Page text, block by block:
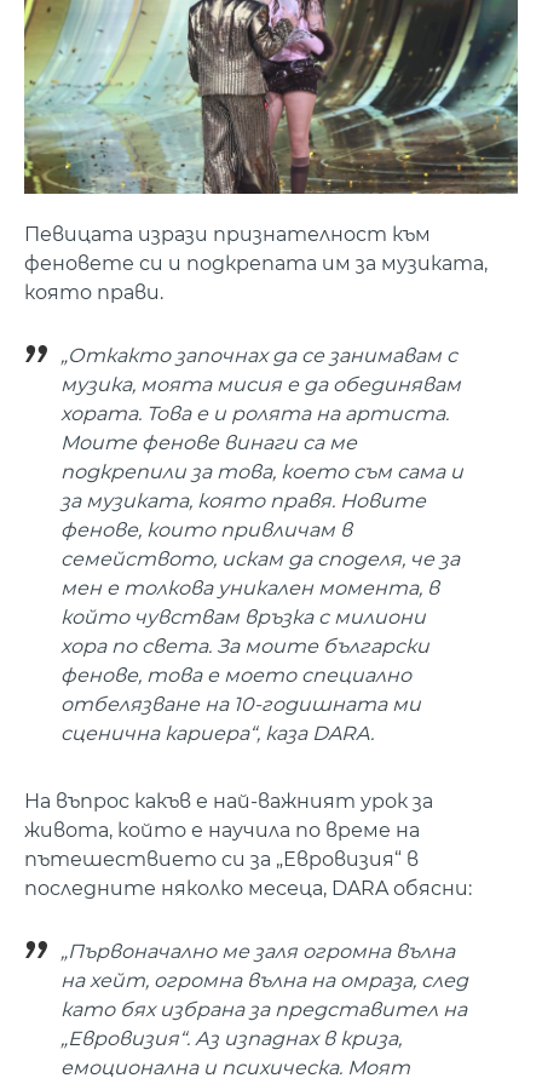
Певицата изрази признателност към
феновете си и подкрепата им за музиката,
която прави.
„Откакто започнах да се занимавам с
музика, моята мисия е да обединявам
хората. Това е и ролята на артиста.
Моите фенове винаги са ме
подкрепили за това, което съм сама и
за музиката, която правя. Новите
фенове, които привличам в
семейството, искам да споделя, че за
мен е толкова уникален момента, в
който чувствам връзка с милиони
хора по света. За моите български
фенове, това е моето специално
отбелязване на 10-годишната ми
сценична кариера“, каза DARA.
На въпрос какъв е най-важният урок за
живота, който е научила по време на
пътешествието си за „Евровизия“ в
последните няколко месеца, DARA обясни:
„Първоначално ме заля огромна вълна
на хейт, огромна вълна на омраза, след
като бях избрана за представител на
„Евровизия“. Аз изпаднах в криза,
емоционална и психическа. Моят